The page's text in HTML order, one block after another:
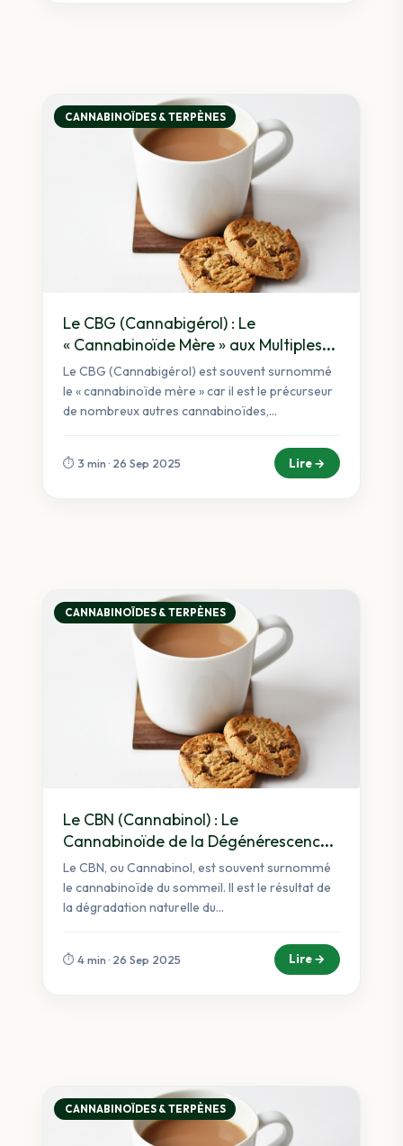
CANNABINOÏDES & TERPÈNES
Le CBG (Cannabigérol) : Le
« Cannabinoïde Mère » aux Multiples
Promesses
Le CBG (Cannabigérol) est souvent surnommé
le « cannabinoïde mère » car il est le précurseur
de nombreux autres cannabinoïdes,...
⏱️ 3 min · 26 Sep 2025 Lire →
CANNABINOÏDES & TERPÈNES
Le CBN (Cannabinol) : Le
Cannabinoïde de la Dégénérescence
et du Sommeil
Le CBN, ou Cannabinol, est souvent surnommé
le cannabinoïde du sommeil. Il est le résultat de
la dégradation naturelle du...
⏱️ 4 min · 26 Sep 2025 Lire →
CANNABINOÏDES & TERPÈNES